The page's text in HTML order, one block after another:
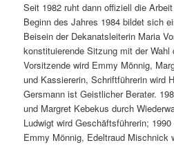
Seit 1982 ruht dann offiziell die
Beginn des Jahres 1984 bildet sich
Beisein der Dekanatsleiterin Maria
konstituierende Sitzung mit der
Vorsitzende wird Emmy Mönnig,
und Kassiererin, Schriftführerin wird
Gersmann ist Geistlicher Berater.
und Margret Kebekus durch
Ludwigt wird Geschäftsführerin;
Emmy Mönnig, Edeltraud Mischnick